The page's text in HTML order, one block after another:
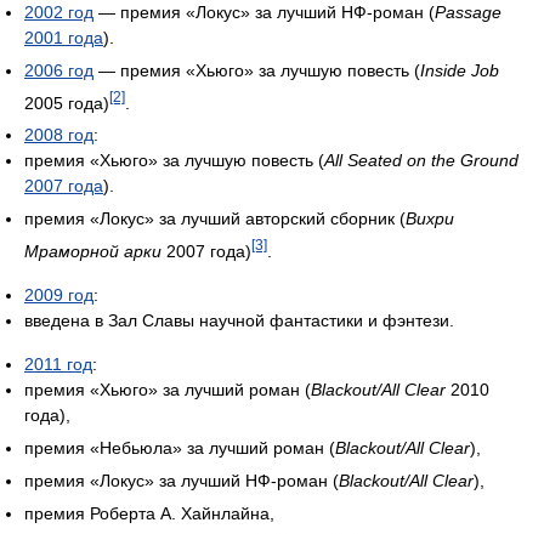
2002 год — премия «Локус» за лучший НФ-роман (Passage
2001 года).
2006 год — премия «Хьюго» за лучшую повесть (Inside Job
2005 года)[2]
2008 год:
премия «Хьюго» за лучшую повесть (All Seated on the Ground
2007 года).
премия «Локус» за лучший авторский сборник (Вихри
Мраморной арки 2007 года) [3]
2009 год:
введена в Зал Славы научной фантастики и фэнтези.
2011 год:
премия «Хьюго» за лучший роман (Blackout/All Clear 2010
года),
премия «Небьюла» за лучший роман (Blackout/All Clear),
премия «Локус» за лучший НФ-роман (Blackout/All Clear),
премия Роберта А. Хайнлайна,